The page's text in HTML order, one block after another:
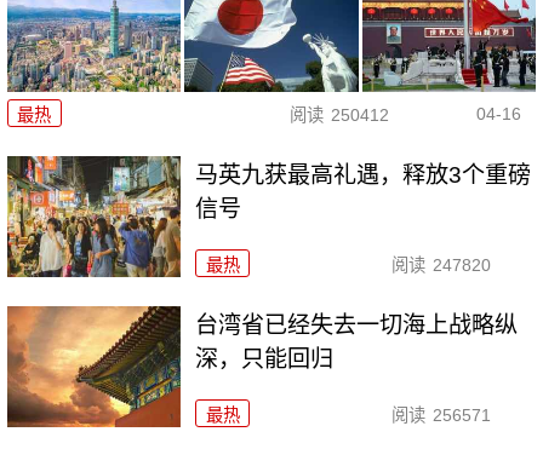
最热 阅读 250412 04-16
马英九获最高礼遇，释放3个重磅
信号
最热 阅读 247820
台湾省已经失去一切海上战略纵
深，只能回归
最热 阅读 256571